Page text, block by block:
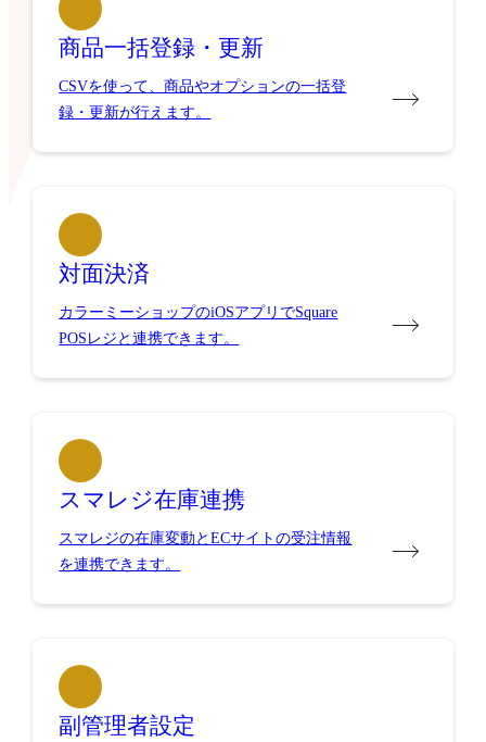
商品一括登録・更新
CSVを使って、商品やオプションの一括登
録・更新が行えます。
対面決済
カラーミーショップのiOSアプリでSquare
POSレジと連携できます。
スマレジ在庫連携
スマレジの在庫変動とECサイトの受注情報
を連携できます。
副管理者設定